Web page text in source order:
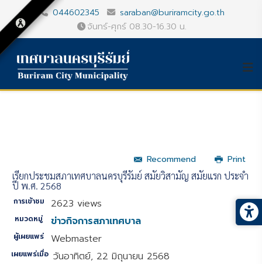
044602345
saraban@buriramcity.go.th
จันทร์-ศุกร์ 08.30-16.30 น.
Recommend
Print
เรียกประชมุสภาเทศบาลนครบุรีรัมย์ สมัยวิสามัญ สมัยแรก ประจำ
ปี พ.ศ. 2568
การเข้าชม 2623 views
หมวดหมู่ ข่าวกิจการสภาเทศบาล
ผู้เผยแพร่ Webmaster
เผยแพร่เมื่อ วันอาทิตย์, 22 มิถุนายน 2568